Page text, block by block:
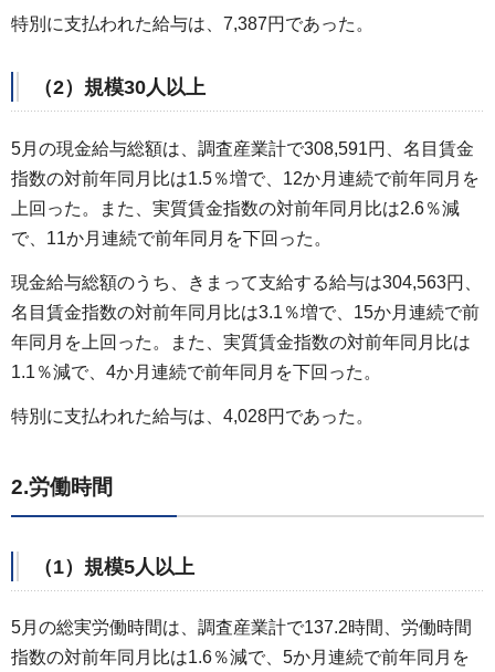
特別に支払われた給与は、7,387円であった。
（2）規模30人以上
5月の現金給与総額は、調査産業計で308,591円、名目賃金
指数の対前年同月比は1.5％増で、12か月連続で前年同月を
上回った。また、実質賃金指数の対前年同月比は2.6％減
で、11か月連続で前年同月を下回った。
現金給与総額のうち、きまって支給する給与は304,563円、
名目賃金指数の対前年同月比は3.1％増で、15か月連続で前
年同月を上回った。また、実質賃金指数の対前年同月比は
1.1％減で、4か月連続で前年同月を下回った。
特別に支払われた給与は、4,028円であった。
2.労働時間
（1）規模5人以上
5月の総実労働時間は、調査産業計で137.2時間、労働時間
指数の対前年同月比は1.6％減で、5か月連続で前年同月を